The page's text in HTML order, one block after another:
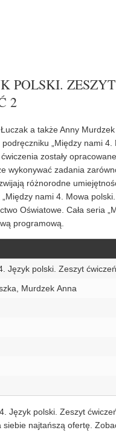
POLSKI.
2
a także Anny
„Między nami
zostały
wykonywać zadania
różnorodne
nami 4. Mowa
Oświatowe. Cała seria
programową.
Język polski. Zeszyt
Murdzek Anna
Język polski. Zeszyt
najtańszą ofertę.